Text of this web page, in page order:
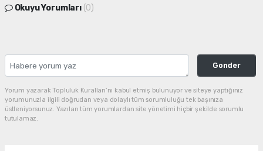
Okuyu Yorumları (0)
Gonder
Yorum yazarak Topluluk Kuralları’nı kabul etmiş bulunuyor ve siteye yaptığınız
yorumunuzla ilgili doğrudan veya dolaylı tüm sorumluluğu tek başınıza
üstleniyorsunuz. Yazılan tüm yorumlardan site yönetimi hiçbir şekilde sorumlu
tutulamaz.